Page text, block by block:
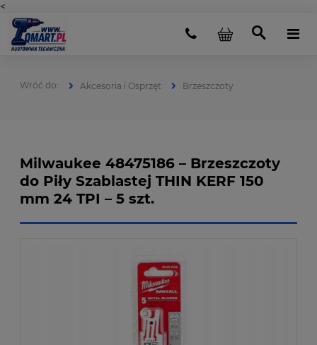
<
Akcesoria i Osprzęt Brzeszczoty
Milwaukee 48475186 – Brzeszczoty
do Piły Szablastej THIN KERF 150
mm 24 TPI – 5 szt.